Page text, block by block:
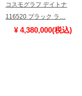
コスモグラフ デイトナ
116520 ブラック ラ…
¥ 4,380,000(税込)